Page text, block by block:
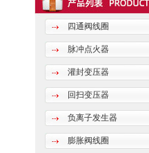
四通阀线圈
脉冲点火器
灌封变压器
回扫变压器
负离子发生器
膨胀阀线圈